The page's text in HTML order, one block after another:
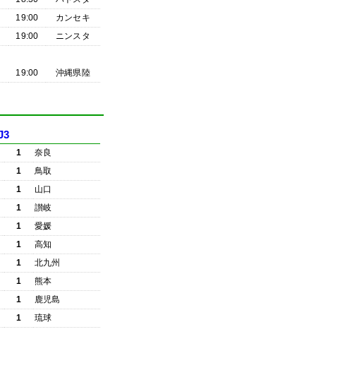
19:00
カンセキ
19:00
ニンスタ
19:00 沖縄県陸
1
奈良
1
鳥取
1
山口
1
讃岐
1
愛媛
1
高知
1
北九州
1
熊本
1
鹿児島
1 琉球